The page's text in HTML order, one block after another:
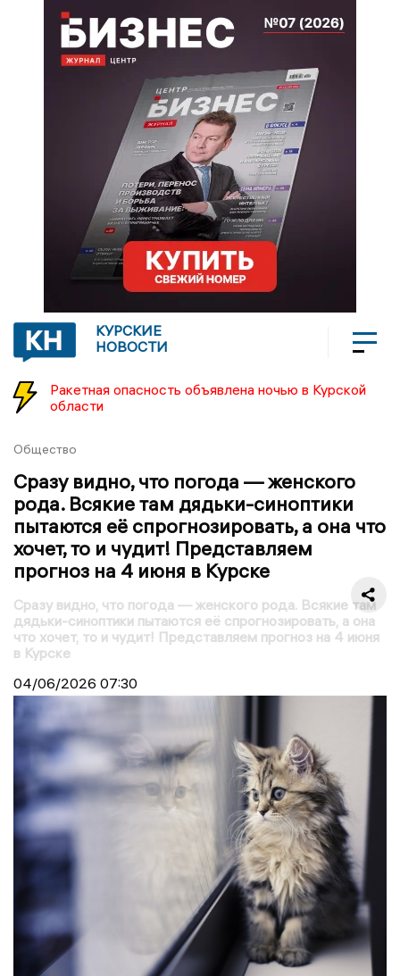
КУРСКИЕ
НОВОСТИ
Ракетная опасность объявлена ночью в Курской
области
Общество
Сразу видно, что погода — женского
рода. Всякие там дядьки-синоптики
пытаются её спрогнозировать, а она что
хочет, то и чудит! Представляем
прогноз на 4 июня в Курске
Сразу видно, что погода — женского рода. Всякие там
дядьки-синоптики пытаются её спрогнозировать, а она
что хочет, то и чудит! Представляем прогноз на 4 июня
в Курске
04/06/2026 07:30